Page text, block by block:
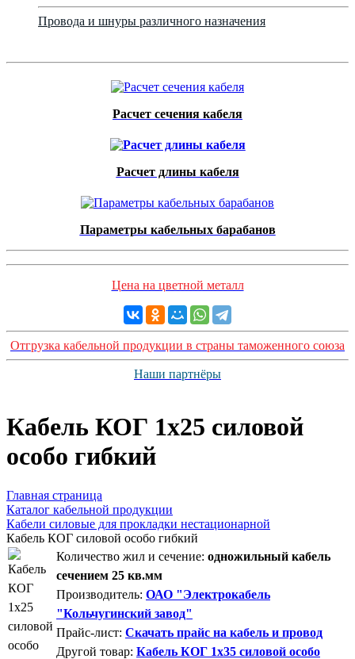
Провода и шнуры различного назначения
Расчет сечения кабеля
Расчет длины кабеля
Параметры кабельных барабанов
Цена на цветной металл
Отгрузка кабельной продукции в страны таможенного союза
Наши партнёры
Кабель КОГ 1x25 силовой
особо гибкий
Главная страница
Каталог кабельной продукции
Кабели силовые для прокладки нестационарной
Кабель КОГ силовой особо гибкий
Количество жил и сечение: одножильный кабель
сечением 25 кв.мм
Производитель: ОАО "Электрокабель
"Кольчугинский завод"
Прайс-лист: Скачать прайс на кабель и провод
Другой товар: Кабель КОГ 1x35 силовой особо